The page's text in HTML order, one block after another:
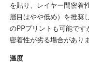
を貼り、レイヤー間密着
層目はやや低め）を推奨
のPPプリントも可能です
密着性が劣る場合がありま
温度